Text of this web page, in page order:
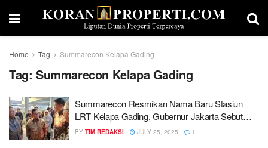
Home Tag Summarecon Kelapa Gading
Tag: Summarecon Kelapa Gading
Summarecon Resmikan Nama Baru Stasiun
LRT Kelapa Gading, Gubernur Jakarta Sebut
Konektivitas Transportasi Jakarta Meningkat
BY TIM REDAKSI JULY 25, 2025 1